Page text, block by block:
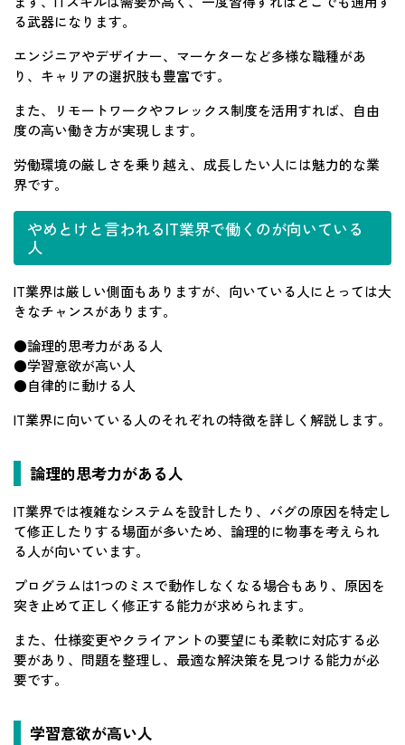
る武器になります。
エンジニアやデザイナー、マーケターなど多様な職種があ
り、キャリアの選択肢も豊富です。
また、リモートワークやフレックス制度を活用すれば、自由
度の高い働き方が実現します。
労働環境の厳しさを乗り越え、成長したい人には魅力的な業
界です。
やめとけと言われるIT業界で働くのが向いている
人
IT業界は厳しい側面もありますが、向いている人にとっては大
きなチャンスがあります。
●論理的思考力がある人
●学習意欲が高い人
●自律的に動ける人
IT業界に向いている人のそれぞれの特徴を詳しく解説します。
論理的思考力がある人
IT業界では複雑なシステムを設計したり、バグの原因を特定し
て修正したりする場面が多いため、論理的に物事を考えられ
る人が向いています。
プログラムは1つのミスで動作しなくなる場合もあり、原因を
突き止めて正しく修正する能力が求められます。
また、仕様変更やクライアントの要望にも柔軟に対応する必
要があり、問題を整理し、最適な解決策を見つける能力が必
要です。
学習意欲が高い人